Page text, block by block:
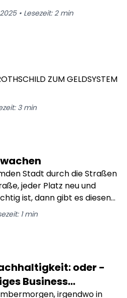
nicht richtig
wie schon in den USA
• Lesezeit: 2min
ZUM GELDSYSTEM
3min
Stadt durch die Straßen
jeder Platz neu und
ist, dann gibt es diesen
einer neuen Richtung
Weg zurückfindet -
1min
oder -
Business
irgendwo in